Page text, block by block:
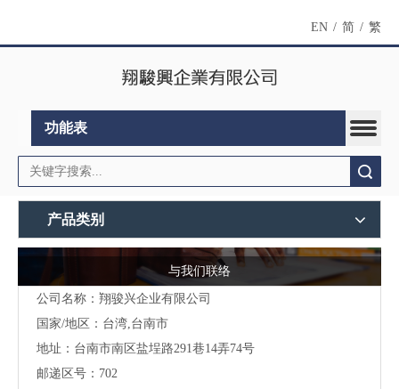
EN / 简 / 繁
功能表
产品类别
与我们联络
公司名称：翔骏兴企业有限公司
国家/地区：台湾,台南市
地址： 台南市南区盐埕路291巷14弄74号
邮递区号：702